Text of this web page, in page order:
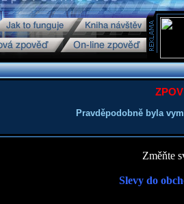
Pravděpodobně byla
Změňte
Slevy do